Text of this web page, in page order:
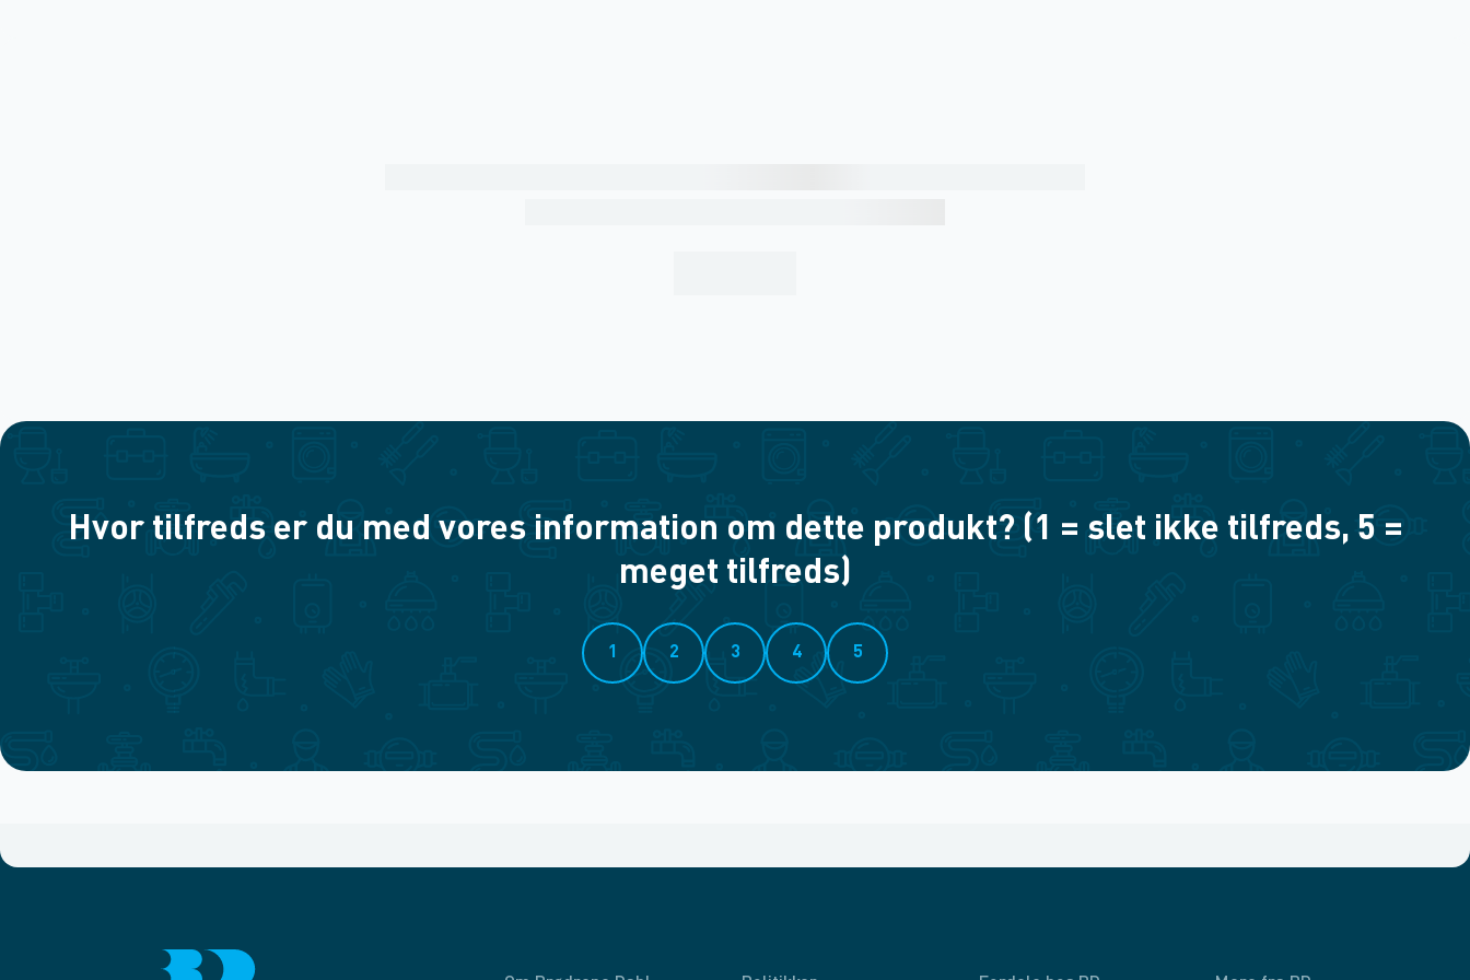
Hvor tilfreds er du med vores information om dette produkt? (1 = slet ikke tilfreds, 5 =
meget tilfreds)
1 2 3 4 5